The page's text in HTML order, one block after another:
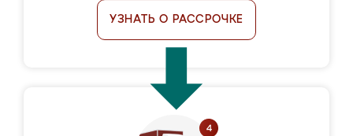
УЗНАТЬ О РАССРОЧКЕ